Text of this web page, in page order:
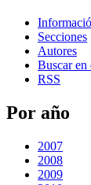
Secciones
Autores
Buscar
RSS
Por año
2007
2008
2009